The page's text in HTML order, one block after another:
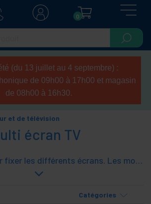
0
(du 13 juillet au 4 septembre) :
de 09h00 à 17h00 et magasin
de 08h00 à 16h30.
et de télévision
écran TV
Supports TV pour fixer les différents écrans. Les modèles de type 2x2 ont, 3x2 et 3x3. Soutenez les grands écrans. Idéal pour économiser de l'espace et à fixer au mur ce type de téléviseur. Prend en charge une grande robustesse, de fiabilité, de polyvalence et de qualité à des prix incroyables.
Catégories